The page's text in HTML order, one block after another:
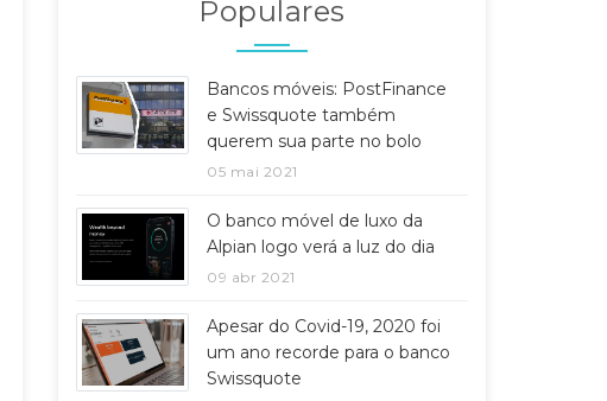
Populares
Bancos móveis: PostFinance
e Swissquote também
querem sua parte no bolo
05 mai 2021
O banco móvel de luxo da
Alpian logo verá a luz do dia
09 abr 2021
Apesar do Covid-19, 2020 foi
um ano recorde para o banco
Swissquote